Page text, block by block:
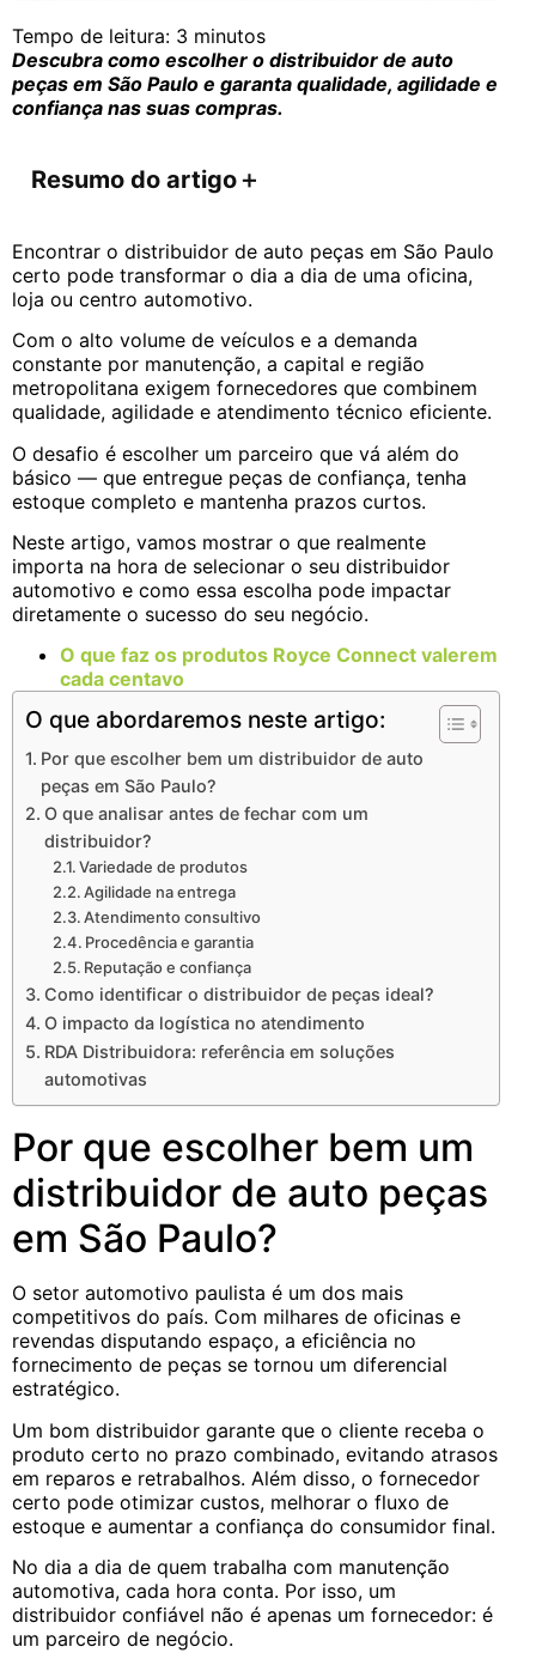
Tempo de leitura: 3 minutos
Descubra como escolher o distribuidor de auto
peças em São Paulo e garanta qualidade, agilidade e
confiança nas suas compras.
Resumo do artigo＋
Encontrar o distribuidor de auto peças em São Paulo
certo pode transformar o dia a dia de uma oficina,
loja ou centro automotivo.
Com o alto volume de veículos e a demanda
constante por manutenção, a capital e região
metropolitana exigem fornecedores que combinem
qualidade, agilidade e atendimento técnico eficiente.
O desafio é escolher um parceiro que vá além do
básico — que entregue peças de confiança, tenha
estoque completo e mantenha prazos curtos.
Neste artigo, vamos mostrar o que realmente
importa na hora de selecionar o seu distribuidor
automotivo e como essa escolha pode impactar
diretamente o sucesso do seu negócio.
O que faz os produtos Royce Connect valerem
cada centavo
O que abordaremos neste artigo:
Por que escolher bem um distribuidor de auto
peças em São Paulo?
O que analisar antes de fechar com um
distribuidor?
Variedade de produtos
Agilidade na entrega
Atendimento consultivo
Procedência e garantia
Reputação e confiança
Como identificar o distribuidor de peças ideal?
O impacto da logística no atendimento
RDA Distribuidora: referência em soluções
automotivas
Por que escolher bem um
distribuidor de auto peças
em São Paulo?
O setor automotivo paulista é um dos mais
competitivos do país. Com milhares de oficinas e
revendas disputando espaço, a eficiência no
fornecimento de peças se tornou um diferencial
estratégico.
Um bom distribuidor garante que o cliente receba o
produto certo no prazo combinado, evitando atrasos
em reparos e retrabalhos. Além disso, o fornecedor
certo pode otimizar custos, melhorar o fluxo de
estoque e aumentar a confiança do consumidor final.
No dia a dia de quem trabalha com manutenção
automotiva, cada hora conta. Por isso, um
distribuidor confiável não é apenas um fornecedor: é
um parceiro de negócio.